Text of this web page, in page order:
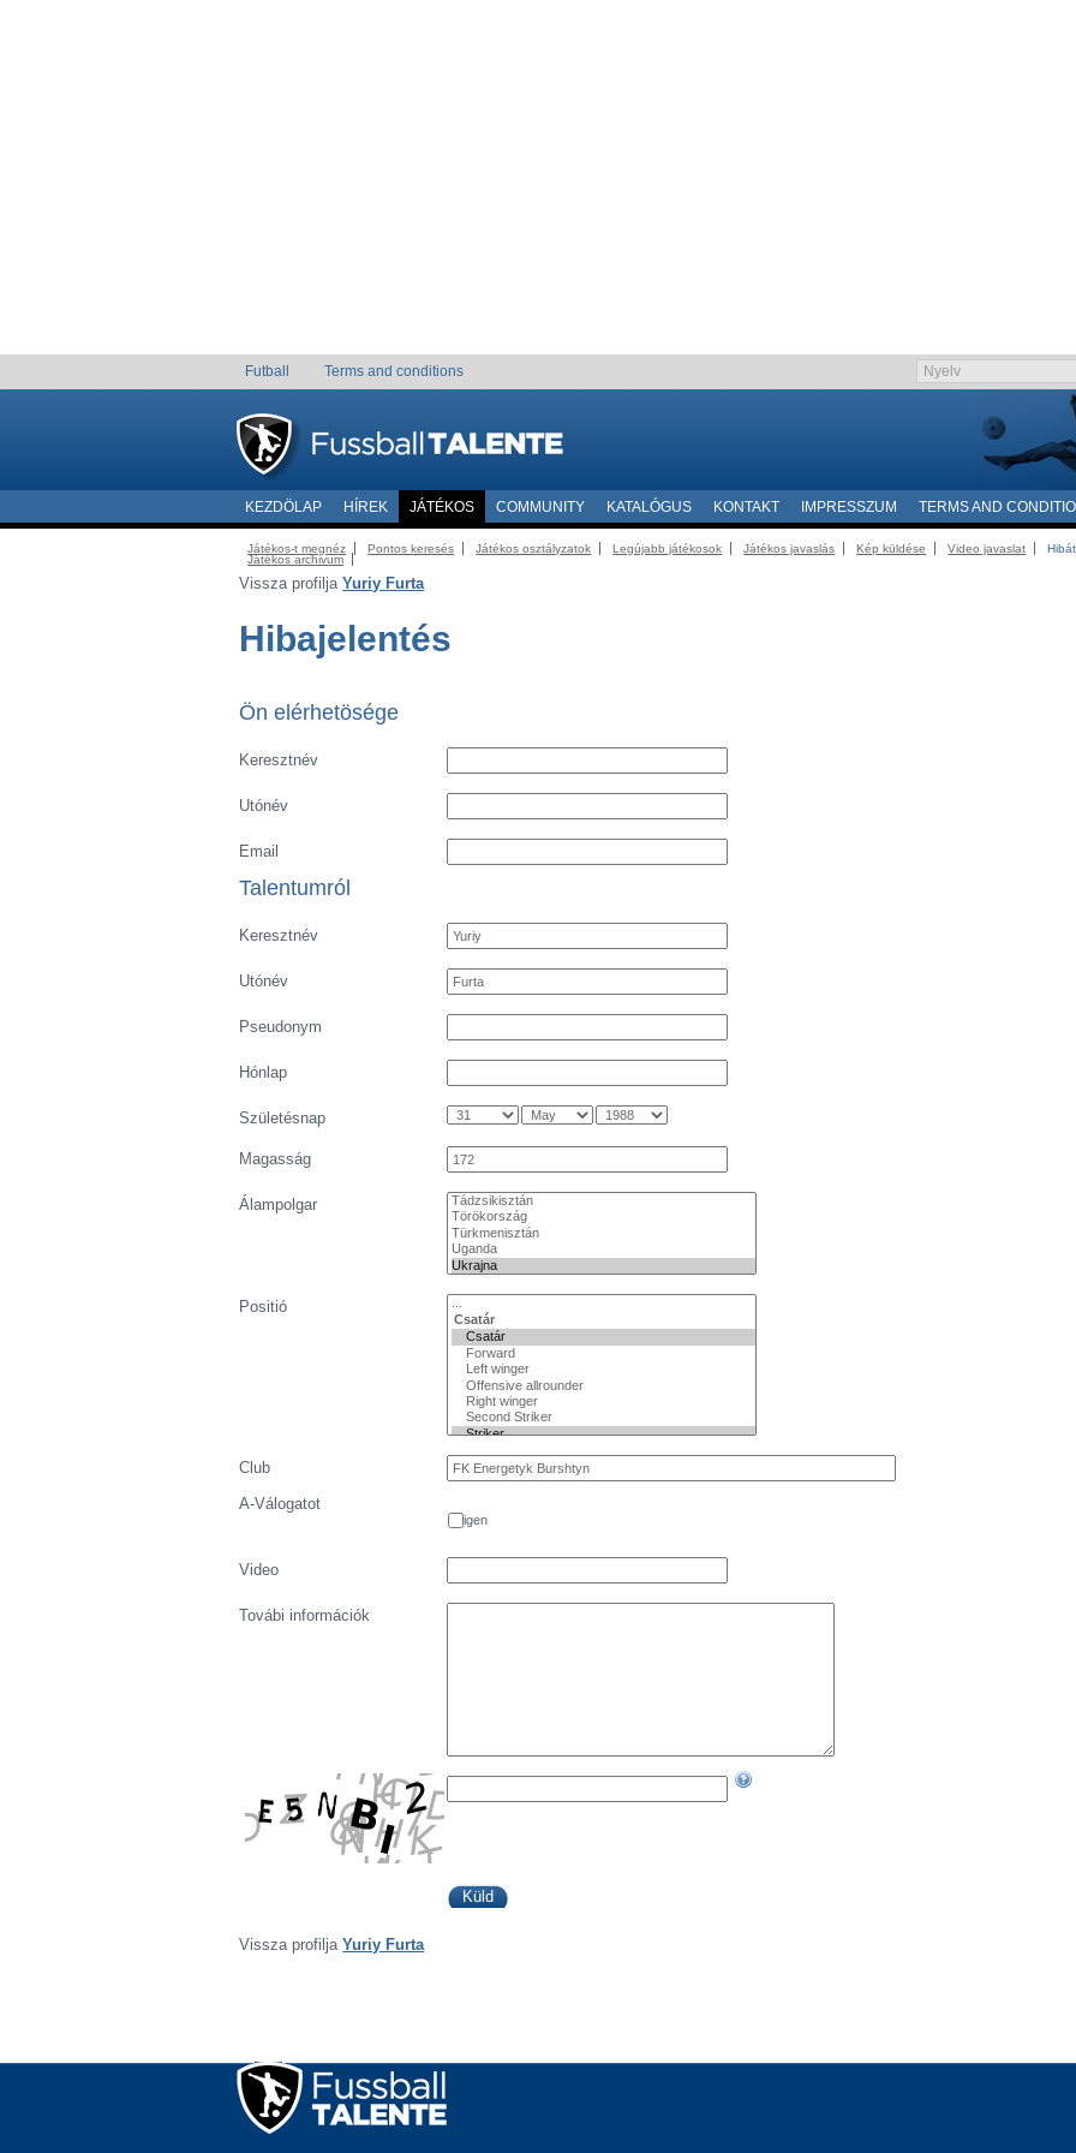
Futball Terms and conditions
KEZDÖLAP HÍREK JÁTÉKOS COMMUNITY KATALÓGUS KONTAKT IMPRESSZUM TERMS AND
Játékos-t megnéz Pontos keresés Játékos osztályzatok Legújabb játékosok Játékos javaslás Kép küldése Video javaslat
Játékos archivum
Vissza profilja Yuriy Furta
Hibajelentés
Ön elérhetösége
Keresztnév
Utónév
Email
Talentumról
Keresztnév
Utónév
Pseudonym
Hónlap
Születésnap
Magasság
Álampolgar
Positió
Club
A-Válogatot
igen
Video
Továbi információk
Vissza profilja Yuriy Furta